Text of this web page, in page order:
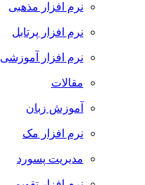
نرم افزار مذهبی
نرم افزار پرتابل
نرم افزار آموزشی
مقالات
آموزش زبان
نرم افزار مک
مدیریت پسورد